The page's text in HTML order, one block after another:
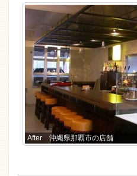
After 沖縄県那覇市の店舗